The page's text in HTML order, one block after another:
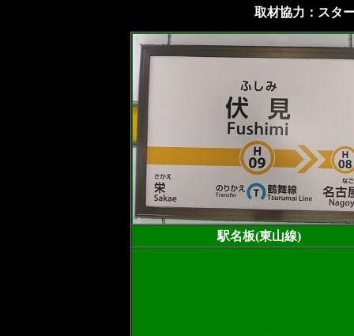
取材協力：スタ
駅名板(東山線)